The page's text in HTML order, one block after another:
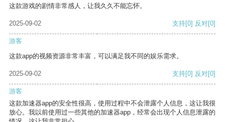
这款游戏的剧情非常感人，让我久久不能忘怀。
2025-09-02 支持[0] 反对[0]
游客
这款app的视频资源非常丰富，可以满足我不同的娱乐需求。
2025-09-02 支持[0] 反对[0]
游客
这款加速器app的安全性很高，使用过程中不会泄露个人信息，这让我很
放心。我以前使用过一些其他的加速器app，经常会出现个人信息泄露的